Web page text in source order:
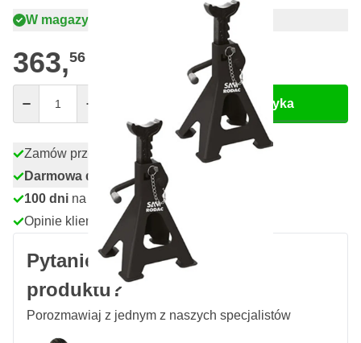
W magazynie
363,56
Dodaj do koszyka
Zamów przed 23:59,wysyłka jutro
Darmowa dostawa
od 435,- zł
100 dni na zwrot i wymianę
Opinie klientów:4,58/5 (7 078 recenzji)
Pytanie dotyczące tego
produktu?
Porozmawiaj z jednym z naszych specjalistów